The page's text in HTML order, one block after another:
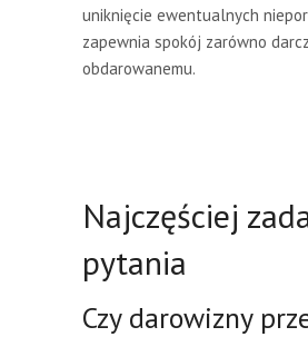
uniknięcie ewentualnych
zapewnia spokój zarówno
obdarowanemu.
Najczęściej
pytania
Czy darowizny